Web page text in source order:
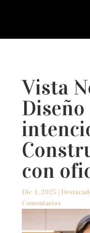
Vista
Diseño
con
Dic 4, 2025 |
Comentarios